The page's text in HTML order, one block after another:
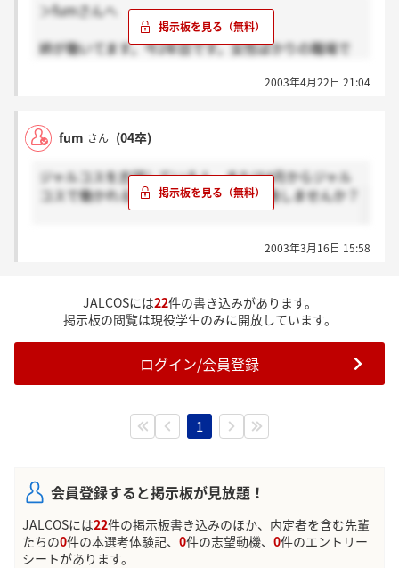
＞fumさんへ
姉が働いてます。今2年目です。女性ばかりの職場で
2003年4月22日 21:04
fum さん (04卒)
ジャルコスを志望している人、または4月からジャル
コスで働かれる人、良かったら意見交換しませんか？
2003年3月16日 15:58
JALCOSには22件の書き込みがあります。
掲示板の閲覧は現役学生のみに開放しています。
ログイン/会員登録
1
会員登録すると掲示板が見放題！
JALCOSには22件の掲示板書き込みのほか、内定者を含む先輩
たちの0件の本選考体験記、 0件の志望動機、 0件のエントリー
シートがあります。